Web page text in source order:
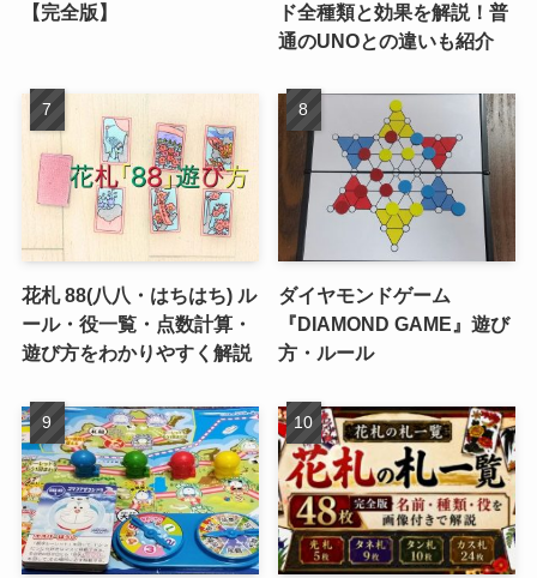
【完全版】
ド全種類と効果を解説！普
通のUNOとの違いも紹介
花札 88(八八・はちはち) ル
ール・役一覧・点数計算・
遊び方をわかりやすく解説
ダイヤモンドゲーム
『DIAMOND GAME』遊び
方・ルール